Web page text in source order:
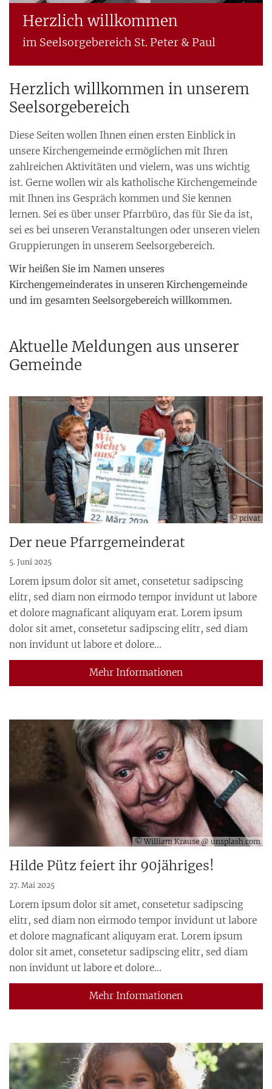
Herzlich willkommen
im Seelsorgebereich St. Peter & Paul
Herzlich willkommen
im Seelsorgebereich St. Peter & Paul
Herzlich willkommen
im Seelsorgebereich St. Peter & Paul
Herzlich willkommen
im Seelsorgebereich St. Peter & Paul
Herzlich willkommen
im Seelsorgebereich St. Peter & Paul
Herzlich willkommen in unserem
Seelsorgebereich
Diese Seiten wollen Ihnen einen ersten Einblick in
unsere Kirchengemeinde ermöglichen mit Ihren
zahlreichen Aktivitäten und vielem, was uns wichtig
ist. Gerne wollen wir als katholische Kirchengemeinde
mit Ihnen ins Gespräch kommen und Sie kennen
lernen. Sei es über unser Pfarrbüro, das für Sie da ist,
sei es bei unseren Veranstaltungen oder unseren vielen
Gruppierungen in unserem Seelsorgebereich.
Wir heißen Sie im Namen unseres
Kirchengemeinderates in unseren Kirchengemeinde
und im gesamten Seelsorgebereich willkommen.
Aktuelle Meldungen aus unserer
Gemeinde
© privat
Der neue Pfarrgemeinderat
5. Juni 2025
Lorem ipsum dolor sit amet, consetetur sadipscing
elitr, sed diam non eirmodo tempor invidunt ut labore
et dolore magnaficant aliquyam erat. Lorem ipsum
dolor sit amet, consetetur sadipscing elitr, sed diam
non invidunt ut labore et dolore...
Mehr Informationen
© William Krause @ unsplash.com
Hilde Pütz feiert ihr 90jähriges!
27. Mai 2025
Lorem ipsum dolor sit amet, consetetur sadipscing
elitr, sed diam non eirmodo tempor invidunt ut labore
et dolore magnaficant aliquyam erat. Lorem ipsum
dolor sit amet, consetetur sadipscing elitr, sed diam
non invidunt ut labore et dolore...
Mehr Informationen